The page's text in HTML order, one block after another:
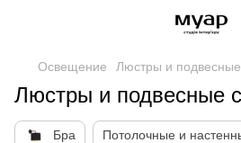
Освещение Люстры и подвесные
Люстры и подвесные
Бра Потолочные и